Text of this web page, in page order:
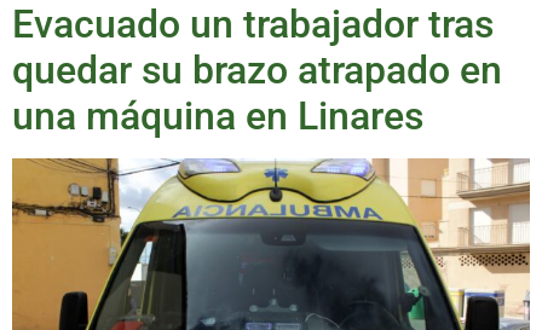
Evacuado un trabajador tras
quedar su brazo atrapado en
una máquina en Linares